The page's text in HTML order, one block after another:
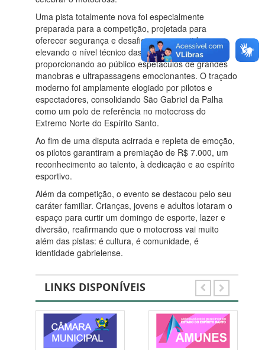
Uma pista totalmente nova foi especialmente
preparada para a competição, projetada para
oferecer segurança e desafio aos competidores,
elevando o nível técnico das disputas e
proporcionando ao público espetáculos de grandes
manobras e ultrapassagens emocionantes. O traçado
moderno foi amplamente elogiado por pilotos e
espectadores, consolidando São Gabriel da Palha
como um polo de referência no motocross do
Extremo Norte do Espírito Santo.
Ao fim de uma disputa acirrada e repleta de emoção,
os pilotos garantiram a premiação de R$ 7.000, um
reconhecimento ao talento, à dedicação e ao espírito
esportivo.
Além da competição, o evento se destacou pelo seu
caráter familiar. Crianças, jovens e adultos lotaram o
espaço para curtir um domingo de esporte, lazer e
diversão, reafirmando que o motocross vai muito
além das pistas: é cultura, é comunidade, é
identidade gabrielense.
LINKS DISPONÍVEIS